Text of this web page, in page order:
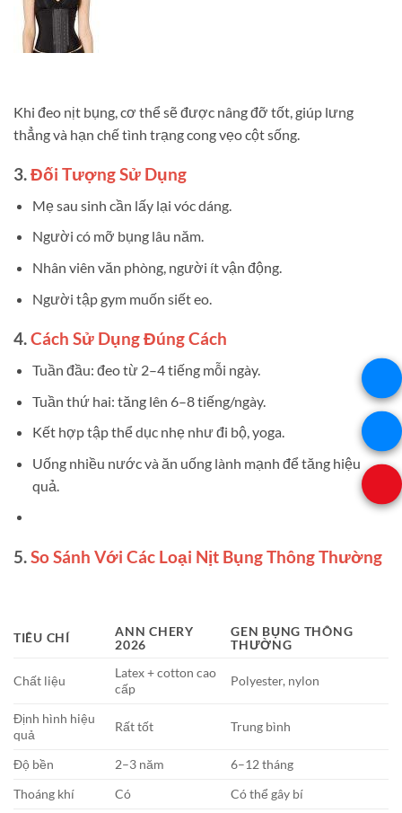
Khi đeo nịt bụng, cơ thể sẽ được nâng đỡ tốt, giúp lưng
thẳng và hạn chế tình trạng cong vẹo cột sống.
3.Đối Tượng Sử Dụng
Mẹ sau sinh cần lấy lại vóc dáng.
Người có mỡ bụng lâu năm.
Nhân viên văn phòng, người ít vận động.
Người tập gym muốn siết eo.
4.Cách Sử Dụng Đúng Cách
Tuần đầu: đeo từ 2–4 tiếng mỗi ngày.
Tuần thứ hai: tăng lên 6–8 tiếng/ngày.
Kết hợp tập thể dục nhẹ như đi bộ, yoga.
Uống nhiều nước và ăn uống lành mạnh để tăng hiệu
quả.
5.So Sánh Với Các Loại Nịt Bụng Thông Thường
TIÊU CHÍ
ANN CHERY
2026
GEN BỤNG THÔNG
THƯỜNG
Chất liệu
Latex + cotton cao
cấp
Polyester, nylon
Định hình hiệu
quả
Rất tốt Trung bình
Độ bền 2–3 năm
6–12 tháng
Thoáng khí
Có Có thể gây bí